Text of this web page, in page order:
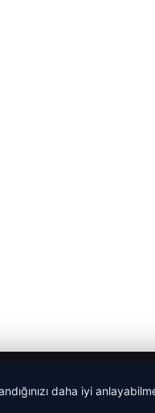
daha iyi